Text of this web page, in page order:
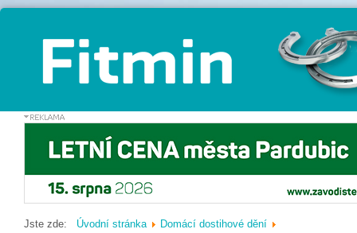
Jste zde: Úvodní stránka
Domácí dostihové dění